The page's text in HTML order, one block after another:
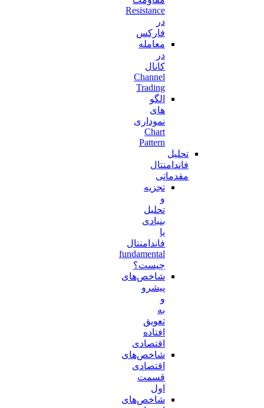
Resistance
در
فارکس
معامله
در
کانال
Channel
Trading
الگو
های
نموداری
Chart
Pattern
تحلیل
فاندامنتال
مقدماتی
تجزیه
و
تحلیل
بنیادی
یا
فاندامنتال
fundamental
چیست؟
شاخص‌های
پیشرو
و
به
تعویق
افتاده
اقتصادی
شاخص‌های
اقتصادی
قسمت
اول
شاخص‌های